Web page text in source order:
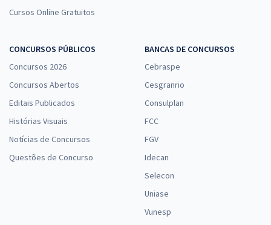
Cursos Online Gratuitos
CONCURSOS PÚBLICOS
Concursos 2026
Concursos Abertos
Editais Publicados
Histórias Visuais
Notícias de Concursos
Questões de Concurso
BANCAS DE CONCURSOS
Cebraspe
Cesgranrio
Consulplan
FCC
FGV
Idecan
Selecon
Uniase
Vunesp